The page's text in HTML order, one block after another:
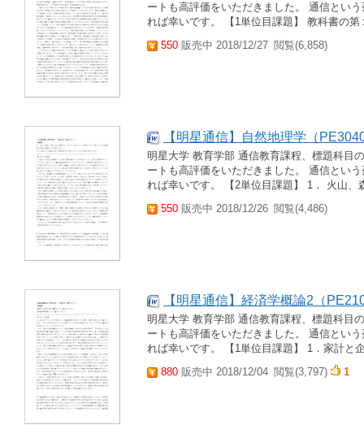
ートも高評価をいただきました。 通信とい
れば幸いです。 【1単位目課題】 教科書の
550 販売中 2018/12/27 閲覧(6,858)
【明星通信】自然地理学（
明星大学 教育学部 通信教育課程、標題科目
ートも高評価をいただきました。 通信とい
れば幸いです。 【2単位目課題】 1． 火山
550 販売中 2018/12/26 閲覧(4,486)
【明星通信】経済学概論2（
明星大学 教育学部 通信教育課程、標題科目
ートも高評価をいただきました。 通信とい
れば幸いです。 【1単位目課題】 1．家計と
880 販売中 2018/12/04 閲覧(3,797) 1